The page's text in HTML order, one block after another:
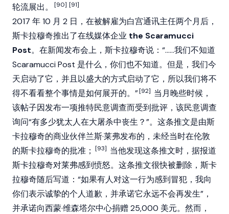
轮流展出。
[90] [91]
2017 年 10 月 2 日，在被解雇为白宫通讯主任两个月后，
斯卡拉穆奇推出了在线媒体企业 the Scaramucci
Post。在新闻发布会上，斯卡拉穆奇说：“……我们不知道
Scaramucci Post 是什么，你们也不知道。但是，我们今
天启动了它，并且以盛大的方式启动了它，所以我们将不
得不看看整个事情是如何展开的。”[92] 当月晚些时候，
该帖子因发布一项推特民意调查而受到批评，该民意调查
询问“有多少犹太人在大屠杀中丧生？”。这条推文是由斯
卡拉穆奇的商业伙伴兰斯·莱弗发布的，未经当时在伦敦
的斯卡拉穆奇的批准； [93] 当他发现这条推文时，据报道
斯卡拉穆奇对莱弗感到愤怒。这条推文很快被删除，斯卡
拉穆奇随后写道：“如果有人对这一行为感到冒犯，我向
你们表示诚挚的个人道歉，并承诺它永远不会再发生”，
并承诺向西蒙·维森塔尔中心捐赠 25,000 美元。然而，